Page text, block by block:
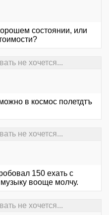
состоянии, или
не хочется...
в космос полетдтъ
не хочется...
150 ехать с
вооще молчу.
не хочется...